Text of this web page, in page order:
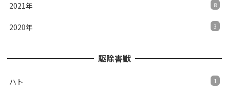
2021年 8
2020年 3
駆除害獣
ハト 1